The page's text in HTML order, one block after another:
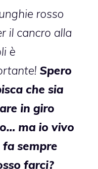
rosso
il cancro alla
è
Spero
che sia
in giro
ma io vivo
sempre
farci?